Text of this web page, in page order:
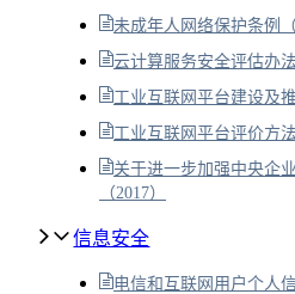
未成年人网络保护条例（
云计算服务安全评估办法
工业互联网平台建设及
工业互联网平台评价方法
关于进一步加强中央企
（2017）
信息安全
电信和互联网用户个人